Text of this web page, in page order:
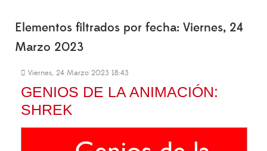
Elementos filtrados por fecha: Viernes, 24
Marzo 2023
Viernes, 24 Marzo 2023 18:43
GENIOS DE LA ANIMACIÓN:
SHREK